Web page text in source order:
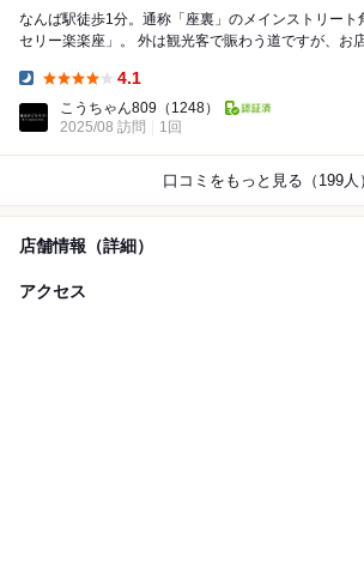
なんば駅徒歩1分。通称「座裏」のメインストリート
セリー楽楽座」。 外は観光客で賑わう道ですが、お店の扉を開けるとそ
4.1
こうちゃん809 （1248）
2025/08 訪問
1回
口コミをもっと見る（199人）
店舗情報（詳細）
アクセス